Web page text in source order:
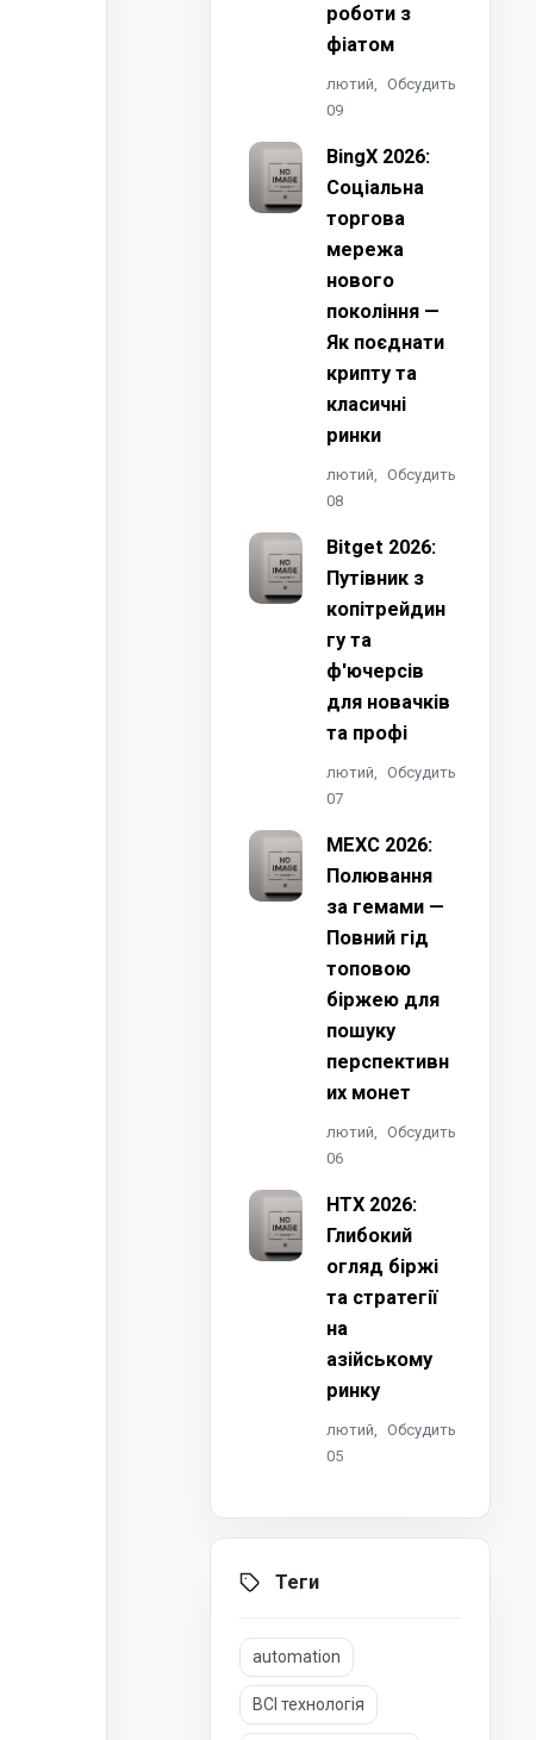
роботи з
фіатом
лютий,
09
Обсудить
BingX 2026:
Соціальна
торгова
мережа
нового
покоління —
Як поєднати
крипту та
класичні
ринки
лютий,
08
Обсудить
Bitget 2026:
Путівник з
копітрейдин
гу та
ф'ючерсів
для новачків
та профі
лютий,
07
Обсудить
MEXC 2026:
Полювання
за гемами —
Повний гід
топовою
біржею для
пошуку
перспективн
их монет
лютий,
06
Обсудить
HTX 2026:
Глибокий
огляд біржі
та стратегії
на
азійському
ринку
лютий,
05
Обсудить
Теги
automation
BCI технологія